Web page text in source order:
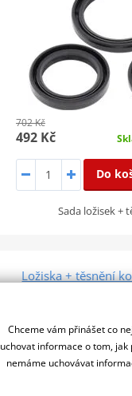
702 Kč
492 Kč
Do
Sada ložisek +
Ložiska + těsnění
Chceme vám přinášet co
uchovat informace o tom,
nemáme uchovávat